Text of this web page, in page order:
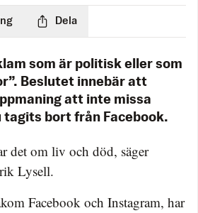
Dela
som är politisk eller som
Beslutet innebär att
att inte missa
tagits bort från Facebook.
det om liv och död, säger
Lysell.
Facebook och Instagram, har